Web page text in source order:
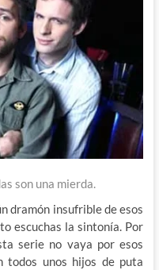
son una mierda.
dramón insufrible de esos
escuchas la sintonía. Por
serie no vaya por esos
todos unos hijos de puta